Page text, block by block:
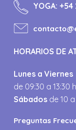
YOGA:+54
HORARIOS DE
Lunes a Viernes
de 09:30 a 13:30
Sábados de 10 a
Preguntas